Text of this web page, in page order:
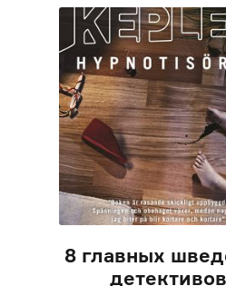
8 главных
детективов